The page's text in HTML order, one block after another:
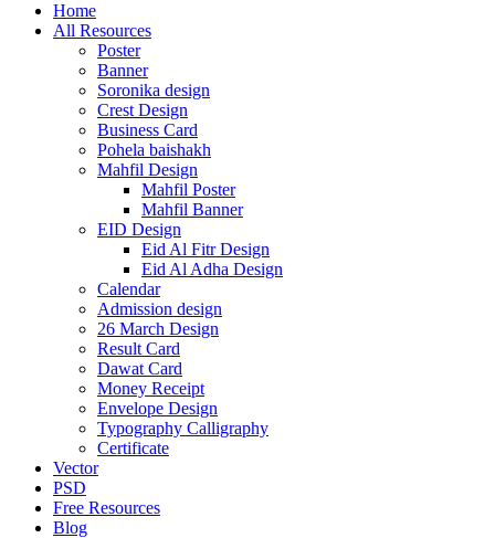
Home
All Resources
Poster
Banner
Soronika design
Crest Design
Business Card
Pohela baishakh
Mahfil Design
Mahfil Poster
Mahfil Banner
EID Design
Eid Al Fitr Design
Eid Al Adha Design
Calendar
Admission design
26 March Design
Result Card
Dawat Card
Money Receipt
Envelope Design
Typography Calligraphy
Certificate
Vector
PSD
Free Resources
Blog